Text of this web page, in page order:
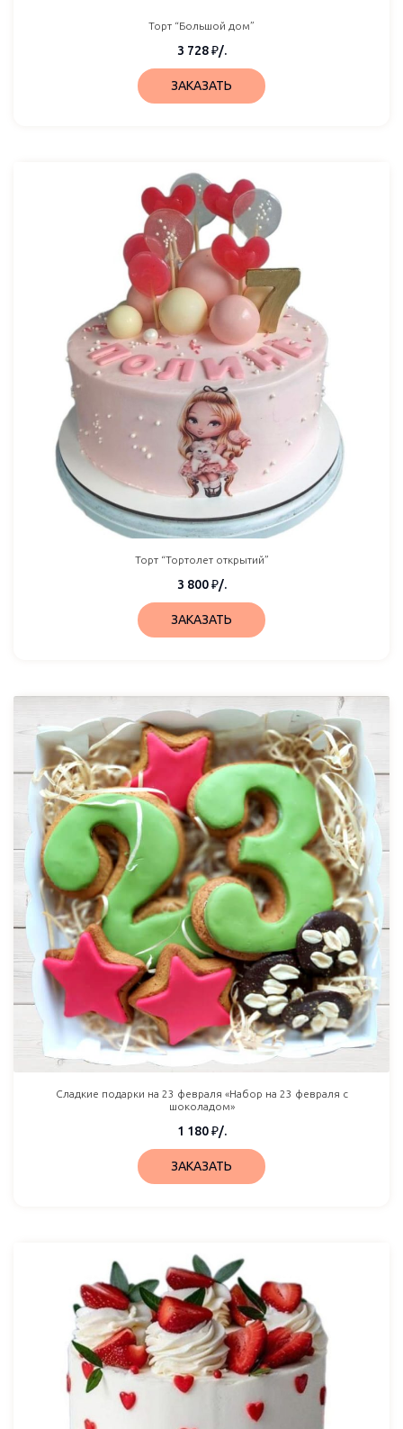
Торт “Большой дом”
3 728₽/.
ЗАКАЗАТЬ
Торт “Тортолет открытий”
3 800₽/.
ЗАКАЗАТЬ
Сладкие подарки на 23 февраля «Набор на 23 февраля с
шоколадом»
1 180₽/.
ЗАКАЗАТЬ